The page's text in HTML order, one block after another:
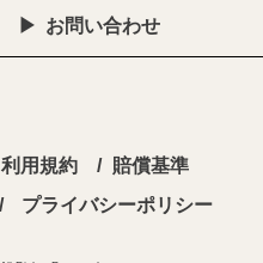
お問い合わせ
利用規約
賠償基準
プライバシーポリシー